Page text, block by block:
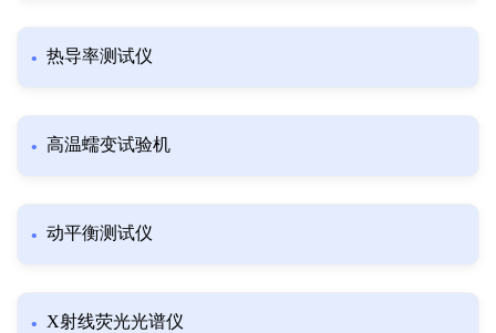
热导率测试仪
高温蠕变试验机
动平衡测试仪
X射线荧光光谱仪